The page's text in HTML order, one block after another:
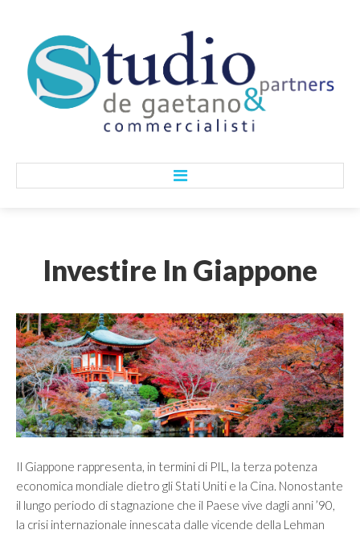
CHI SIAMO
Lo Studio
I Nostri Valori
Vision
Mission
Controllo di gestione e controllo strategico
Finanza Aziendale
Investire In Giappone
Il Giappone rappresenta, in termini di PIL, la terza potenza
economica mondiale dietro gli Stati Uniti e la Cina. Nonostante
il lungo periodo di stagnazione che il Paese vive dagli anni ’90,
la crisi internazionale innescata dalle vicende della Lehman